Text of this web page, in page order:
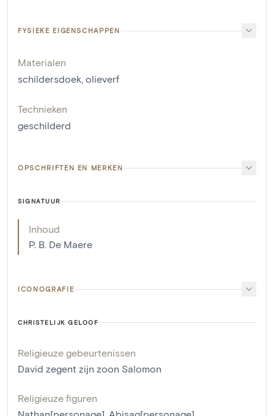
FYSIEKE EIGENSCHAPPEN
Materialen
schildersdoek, olieverf
Technieken
geschilderd
OPSCHRIFTEN EN MERKEN
SIGNATUUR
Inhoud
P. B. De Maere
ICONOGRAFIE
CHRISTELIJK GELOOF
Religieuze gebeurtenissen
David zegent zijn zoon Salomon
Religieuze figuren